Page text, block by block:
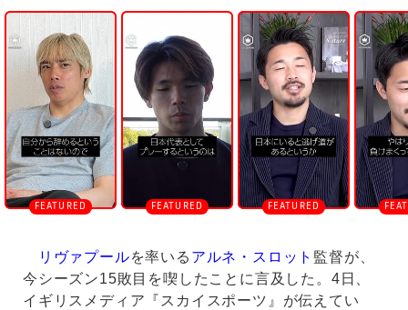
U
n
m
u
t
e
リヴァプールを率いる アルネ・スロット 監督が、
今シーズン15敗目を喫したことに言及した。4日、
イギリスメディア『スカイスポーツ』が伝えてい